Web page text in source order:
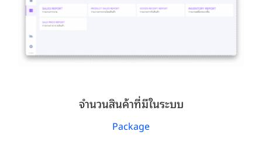
จำนวนสินค้าที่มีในระบบ
Package